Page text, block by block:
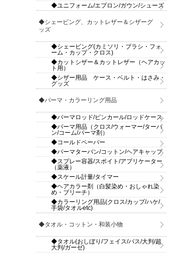
◆ユニフォーム/エプロン/ガウン/シューズ
◆シェービング、カットレザー＆シザーグ
ッズ
◆シェービング(カミソリ・ブラシ・フォ
ーム・カップ・クロス)
◆カットシザー＆カットレザー（ヘアカッ
ト用）
◆シザー用品 ケース・ベルト・はさみ・
グッズ
◆パーマ・カラーリング用品
◆パーマロッド/ピンカール/ロッドケース
◆パーマ用品（クロス/ウォーマー/ターバ
ン/コーム/パーマ剤）
◆コールドペーパー
◆パーマターバン/コットン/ヘアキャップ
◆スプレー容器/スポイト/アプリケーター
（薬液）
◆スケール計量/タイマー
◆ヘアカラー剤（白髪染め・おしゃれ染
め・ブリーチ）
◆カラーリング用品(クロス/カップ/ハケ/
手袋/タオルetc)
◆タオル・コットン・和装小物
◆タオル(おしぼり/フェイス/バス/大判/超
大判/ガーゼ)